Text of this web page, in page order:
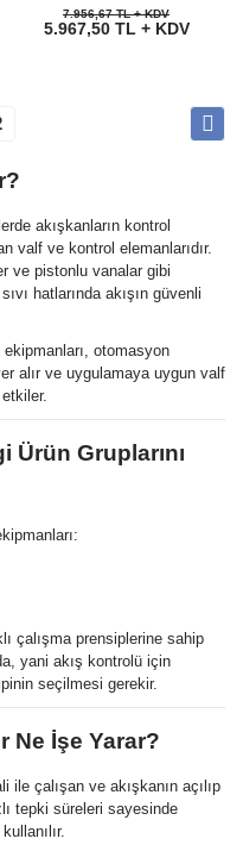
7.956,67 TL + KDV
5.967,50 TL + KDV
akışkanların kontrol
valf ve kontrol elemanlarıdır.
ve pistonlu vanalar gibi
hatlarında akışın güvenli
otomasyon
alır ve uygulamaya uygun valf
Ürün Gruplarını
çalışma prensiplerine sahip
yani akış kontrolü için
seçilmesi gerekir.
Ne İşe Yarar?
ile çalışan ve akışkanın açılıp
tepki süreleri sayesinde